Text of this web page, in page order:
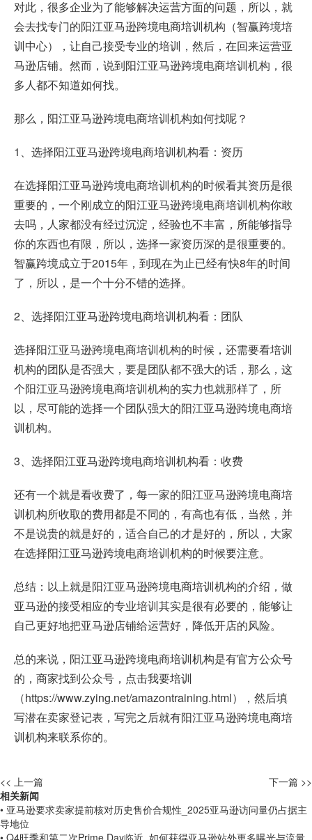
对此，很多企业为了能够解决运营方面的问题，所以，就
会去找专门的阳江亚马逊跨境电商培训机构（智赢跨境培
训中心），让自己接受专业的培训，然后，在回来运营亚
马逊店铺。然而，说到阳江亚马逊跨境电商培训机构，很
多人都不知道如何找。
那么，阳江亚马逊跨境电商培训机构如何找呢？
1、选择阳江亚马逊跨境电商培训机构看：资历
在选择阳江亚马逊跨境电商培训机构的时候看其资历是很
重要的，一个刚成立的阳江亚马逊跨境电商培训机构你敢
去吗，人家都没有经过沉淀，经验也不丰富，所能够指导
你的东西也有限，所以，选择一家资历深的是很重要的。
智赢跨境成立于2015年，到现在为止已经有快8年的时间
了，所以，是一个十分不错的选择。
2、选择阳江亚马逊跨境电商培训机构看：团队
选择阳江亚马逊跨境电商培训机构的时候，还需要看培训
机构的团队是否强大，要是团队都不强大的话，那么，这
个阳江亚马逊跨境电商培训机构的实力也就那样了，所
以，尽可能的选择一个团队强大的阳江亚马逊跨境电商培
训机构。
3、选择阳江亚马逊跨境电商培训机构看：收费
还有一个就是看收费了，每一家的阳江亚马逊跨境电商培
训机构所收取的费用都是不同的，有高也有低，当然，并
不是说贵的就是好的，适合自己的才是好的，所以，大家
在选择阳江亚马逊跨境电商培训机构的时候要注意。
总结：以上就是阳江亚马逊跨境电商培训机构的介绍，做
亚马逊的接受相应的专业培训其实是很有必要的，能够让
自己更好地把亚马逊店铺给运营好，降低开店的风险。
总的来说，阳江亚马逊跨境电商培训机构是有官方公众号
的，商家找到公众号，点击我要培训
（https://www.zying.net/amazontraining.html），然后填
写潜在卖家登记表，写完之后就有阳江亚马逊跨境电商培
训机构来联系你的。
<< 上一篇
下一篇 >>
相关新闻
• 亚马逊要求卖家提前核对历史售价合规性_2025亚马逊访问量仍占据主
导地位